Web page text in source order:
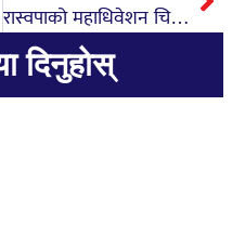
रास्वपाको महाधिवेशन चितवनमा सुरु, आफ्नो पार्टीले प्रतिशोधको राजनीति नगर्नेः सभापती लामिछाने
दिनुहोस्